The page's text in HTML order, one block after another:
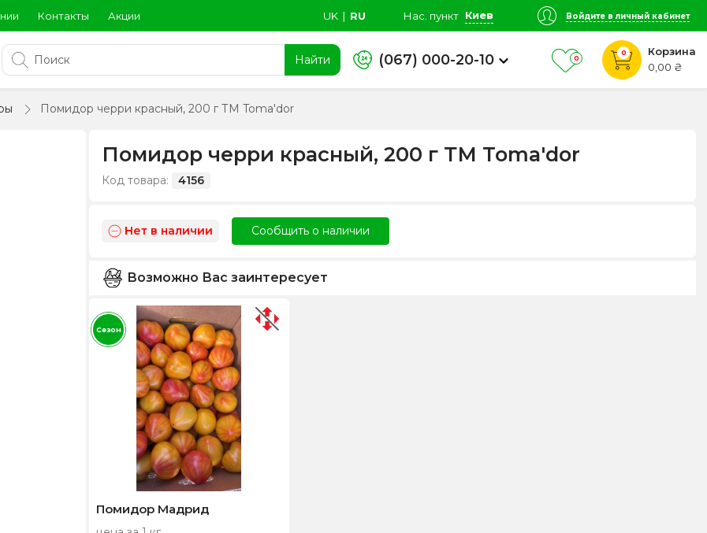
Контакты Акции UK ∣ RU Нас. пункт Киев Войдите в личный кабинет
Найти (067) 000-20-10 0
0
Корзина
0,00 ₴
Помидор черри красный, 200 г ТМ Toma'dor
Помидор черри красный, 200 г ТМ Toma'dor
Код товара: 4156
Нет в наличии Сообщить о наличии
Возможно Вас заинтересует
Помидор Мадрид
Сезон